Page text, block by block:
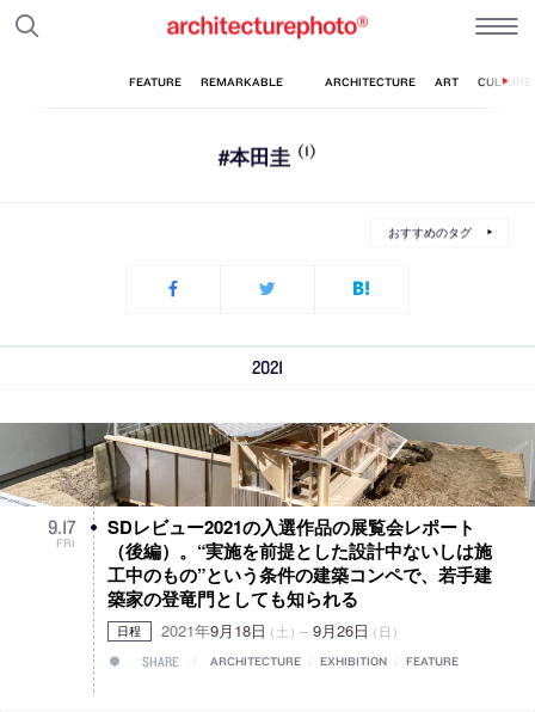
#本田圭 (1)
おすすめのタグ
2021
9.17
FRI
SDレビュー2021の入選作品の展覧会レポート
（後編）。“実施を前提とした設計中ないしは施
工中のもの”という条件の建築コンペで、若手建
築家の登竜門としても知られる
日程 2021年9月18日（土）– 9月26日（日）
SHARE ARCHITECTURE EXHIBITION FEATURE